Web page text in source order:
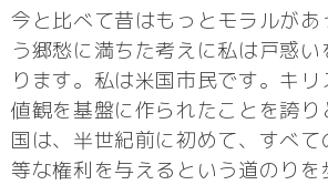
今と比べて昔はもっとモラルがあ
う郷愁に満ちた考えに私は戸惑
ります。私は米国市民です。キ
値観を基盤に作られたことを誇り
国は、半世紀前に初めて、すべ
等な権利を与えるという道のりを